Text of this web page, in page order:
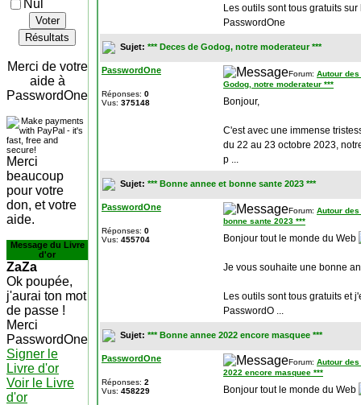
Nul
Voter
Résultats
Merci de votre
aide à
PasswordOne
Merci
beaucoup
pour votre
don, et votre
aide.
Message du Livre
d'or
ZaZa
Ok poupée,
j'aurai ton mot
de passe !
Merci
PasswordOne
Signer le
Livre d'or
Voir le Livre
d'or
Les outils sont tous gratuits
PasswordOne
Sujet: *** Deces de Godog, notre moderateur ***
PasswordOne
Réponses: 0
Vus: 375148
Forum: Autour
Godog, notre moderateur ***
Bonjour,
C'est avec une immense
du 22 au 23 octobre 2023,
p ...
Sujet: *** Bonne annee et bonne sante 2023 ***
PasswordOne
Réponses: 0
Vus: 455704
Forum: Autour
bonne sante 2023 ***
Bonjour tout le monde du Web
Je vous souhaite une bonne
Les outils sont tous gratuits et
PasswordO ...
Sujet: *** Bonne annee 2022 encore masquee ***
PasswordOne
Réponses: 2
Vus: 458229
Forum: Autour
2022 encore masquee ***
Bonjour tout le monde du Web